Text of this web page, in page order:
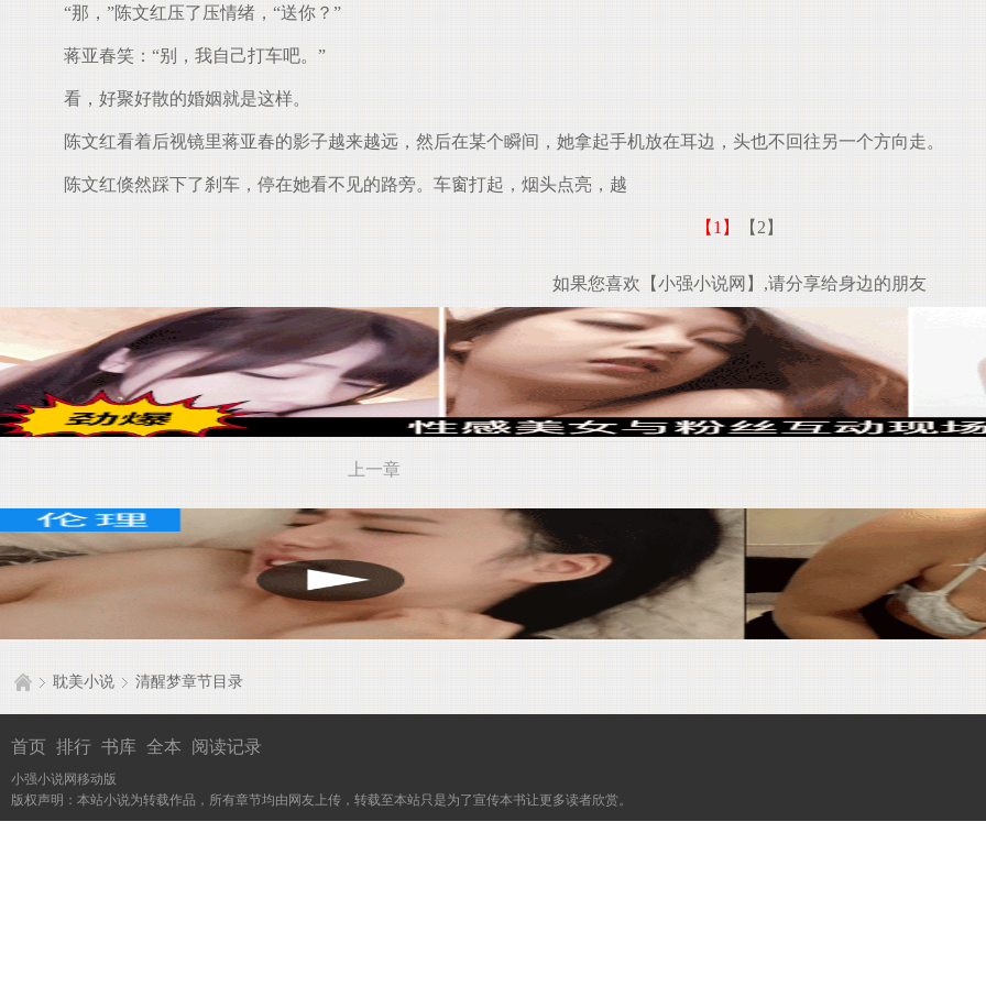
“那，”陈文红压了压情绪，“送你？”
蒋亚春笑：“别，我自己打车吧。”
看，好聚好散的婚姻就是这样。
陈文红看着后视镜里蒋亚春的影子越来越远，然后在某个瞬间，她拿起手机放在耳边，头也不回往另一个方向走。
陈文红倏然踩下了刹车，停在她看不见的路旁。车窗打起，烟头点亮，越
【1】 【2】
如果您喜欢【小强小说网】,请分享给身边的朋友
上一章
耽美小说 清醒梦章节目录
首页 排行 书库 全本 阅读记录
小强小说网移动版
版权声明：本站小说为转载作品，所有章节均由网友上传，转载至本站只是为了宣传本书让更多读者欣赏。